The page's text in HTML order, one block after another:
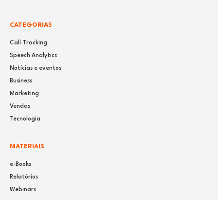
CATEGORIAS
Call Tracking
Speech Analytics
Notícias e eventos
Business
Marketing
Vendas
Tecnologia
MATERIAIS
e-Books
Relatórios
Webinars